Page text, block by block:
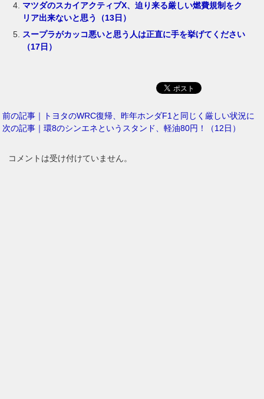
マツダのスカイアクティブX、迫り来る厳しい燃費規制をク
リア出来ないと思う（13日）
スープラがカッコ悪いと思う人は正直に手を挙げてください
（17日）
前の記事｜トヨタのWRC復帰、昨年ホンダF1と同じく厳しい状況に
次の記事｜環8のシンエネというスタンド、軽油80円！（12日）
コメントは受け付けていません。